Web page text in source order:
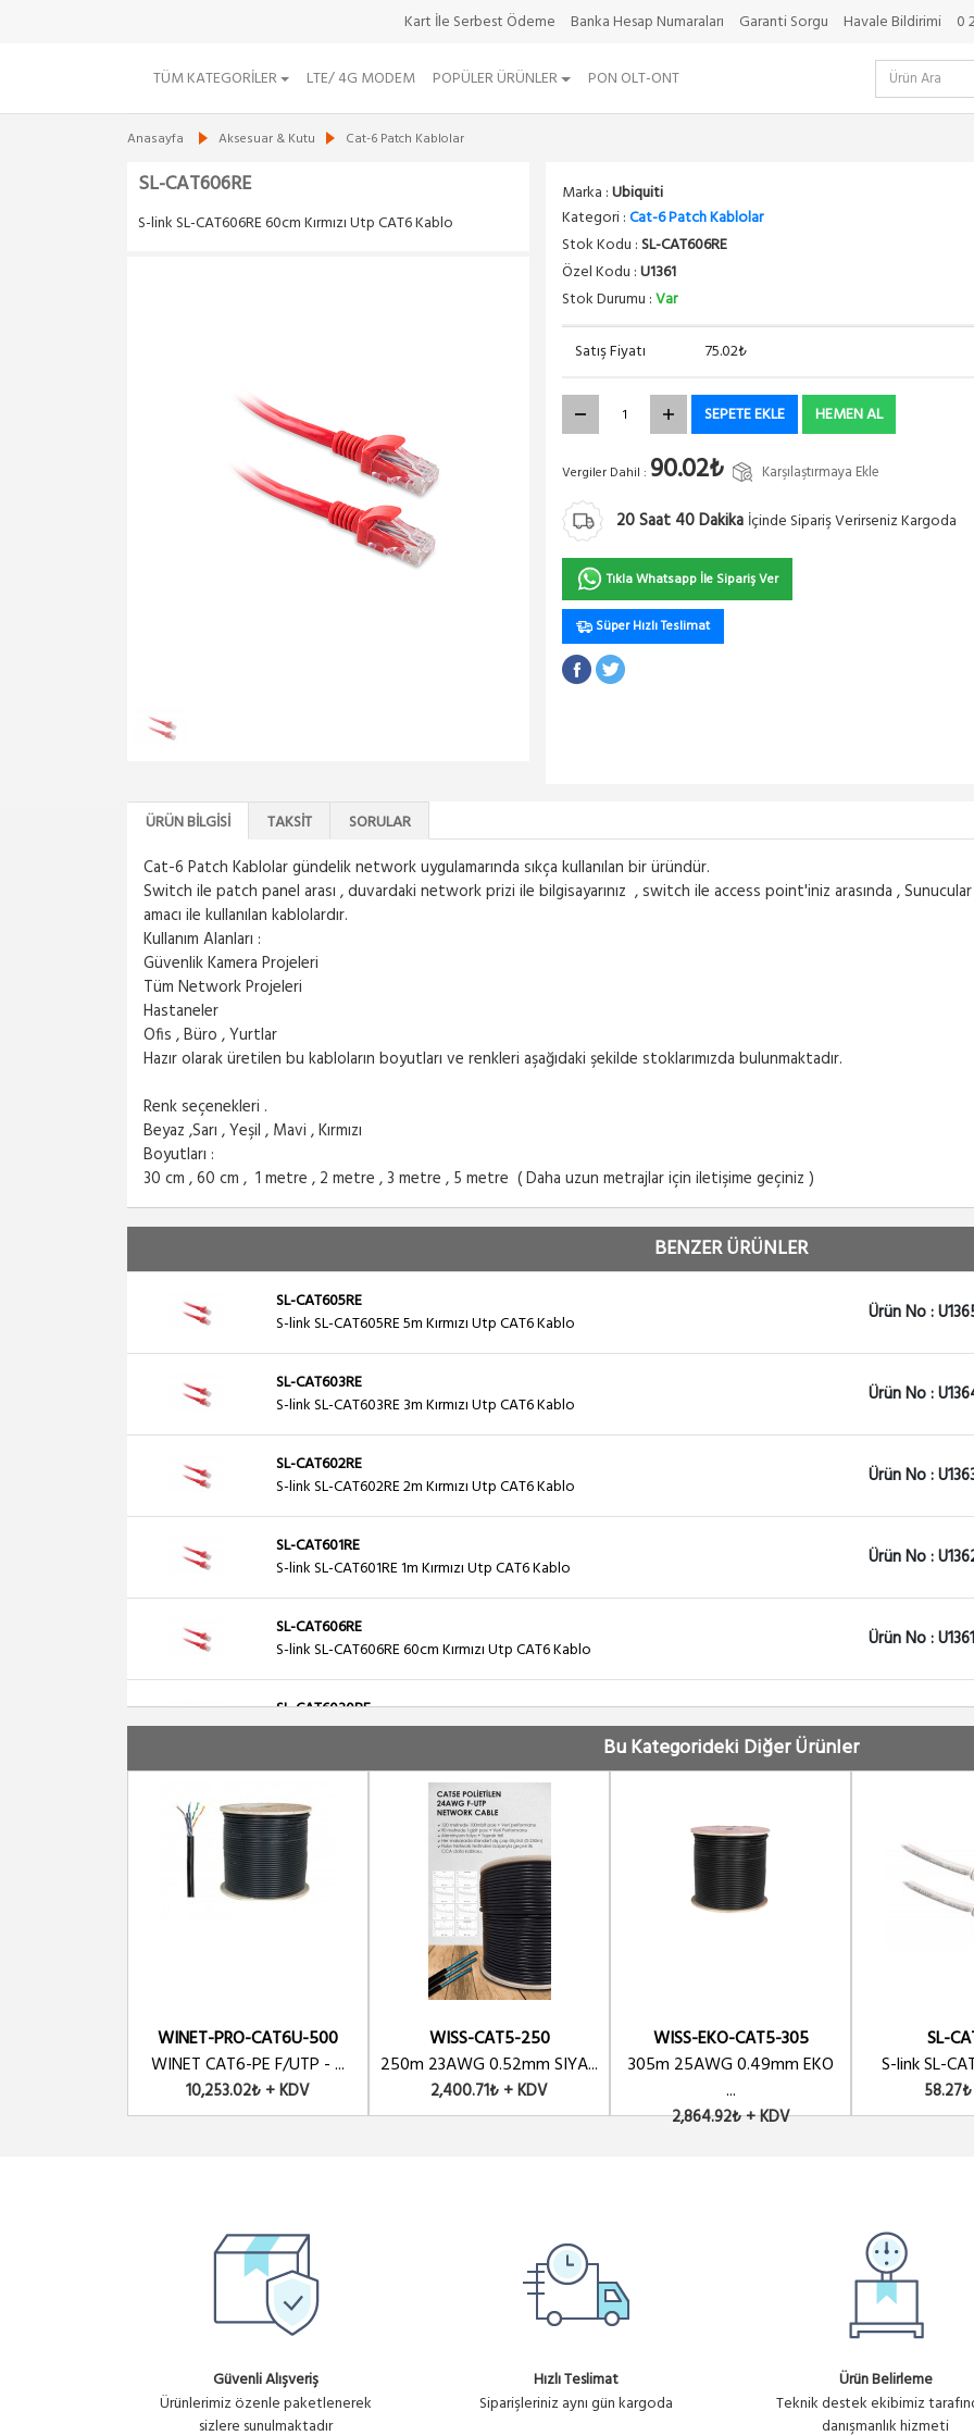
Kart İle Serbest Ödeme Banka Hesap Numaraları Garanti Sorgu Havale Bildirimi 0
TÜM KATEGORILER LTE/ 4G MODEM POPÜLER ÜRÜNLER PON OLT-ONT
Anasayfa Aksesuar & Kutu Cat-6 Patch Kablolar
SL-CAT606RE
S-link SL-CAT606RE 60cm Kırmızı Utp CAT6 Kablo
Marka :Ubiquiti
Kategori :Cat-6 Patch Kablolar
Stok Kodu : SL-CAT606RE
Özel Kodu :U1361
Stok Durumu :Var
Satış Fiyatı 75.02₺
SEPETE EKLE HEMEN AL
Vergiler Dahil : 90.02₺ Karşılaştırmaya Ekle
20Saat 40Dakika İçinde Sipariş Verirseniz Kargoda
Tıkla Whatsapp İle Sipariş Ver
Süper Hızlı Teslimat
ÜRÜN BILGISI TAKSIT SORULAR
Cat-6 Patch Kablolar gündelik network uygulamarında sıkça kullanılan bir üründür.
Switch ile patch panel arası , duvardaki network prizi ile bilgisayarınız , switch ile access point'iniz arasında ,
amacı ile kullanılan kablolardır.
Kullanım Alanları :
Güvenlik Kamera Projeleri
Tüm Network Projeleri
Hastaneler
Ofis , Büro , Yurtlar
Hazır olarak üretilen bu kabloların boyutları ve renkleri aşağıdaki şekilde stoklarımızda bulunmaktadır.
Renk seçenekleri .
Beyaz ,Sarı , Yeşil , Mavi , Kırmızı
Boyutları :
30 cm , 60 cm , 1 metre , 2 metre , 3 metre , 5 metre ( Daha uzun metrajlar için iletişime geçiniz )
BENZER ÜRÜNLER
SL-CAT605RE
S-link SL-CAT605RE 5m Kırmızı Utp CAT6 Kablo
Ürün No :
SL-CAT603RE
S-link SL-CAT603RE 3m Kırmızı Utp CAT6 Kablo
Ürün No :
SL-CAT602RE
S-link SL-CAT602RE 2m Kırmızı Utp CAT6 Kablo
Ürün No :
SL-CAT601RE
S-link SL-CAT601RE 1m Kırmızı Utp CAT6 Kablo
Ürün No :
SL-CAT606RE
S-link SL-CAT606RE 60cm Kırmızı Utp CAT6 Kablo
Ürün No : U1361
SL-CAT6030RE
S-link SL-CAT6030RE 30cm Kırmızı Utp CAT6 Kablo
Ürün No :
Bu Kategorideki Diğer Ürünler
WINET-PRO-CAT6U-500
WINET CAT6-PE F/UTP - ...
10,253.02₺ + KDV
WISS-CAT5-250
250m 23AWG 0.52mm SIYA...
2,400.71₺ + KDV
WISS-EKO-CAT5-305
305m 25AWG 0.49mm EKO
...
2,864.92₺ + KDV
SL-
S-link SL-
Güvenli Alışveriş
Ürünlerimiz özenle paketlenerek
sizlere sunulmaktadır
Hızlı Teslimat
Siparişleriniz aynı gün kargoda
Ürün Belirleme
Teknik destek ekibimiz
danışmanlık hizmeti